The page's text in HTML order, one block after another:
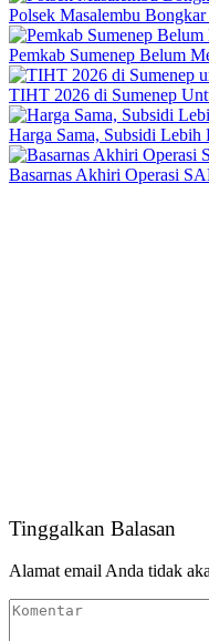
Polsek Masalembu
Pemkab Sumenep Belum
TIHT 2026 di Sumenep
Harga Sama, Subsidi Lebih
Basarnas Akhiri Operasi
Tinggalkan Balasan
Alamat email Anda tidak